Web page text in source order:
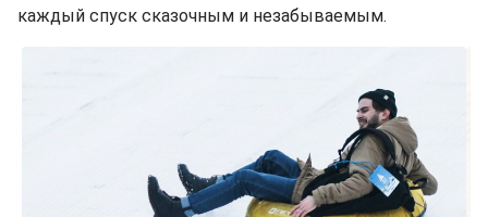
каждый спуск сказочным и незабываемым.